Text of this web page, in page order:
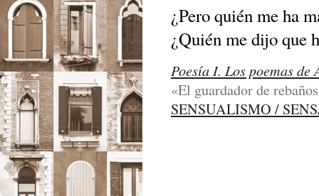
¿Pero quién me ha
¿Quién me dijo que
Poesía I. Los poemas
«El guardador de
SENSUALISMO /